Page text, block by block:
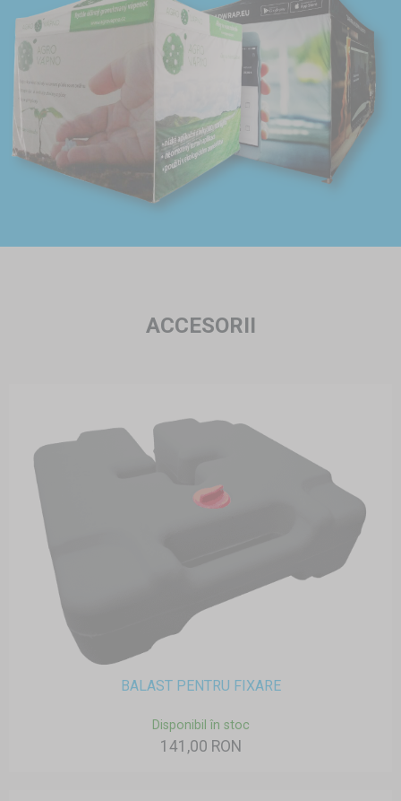
ACCESORII
BALAST PENTRU FIXARE
Disponibil în stoc
141,00 RON